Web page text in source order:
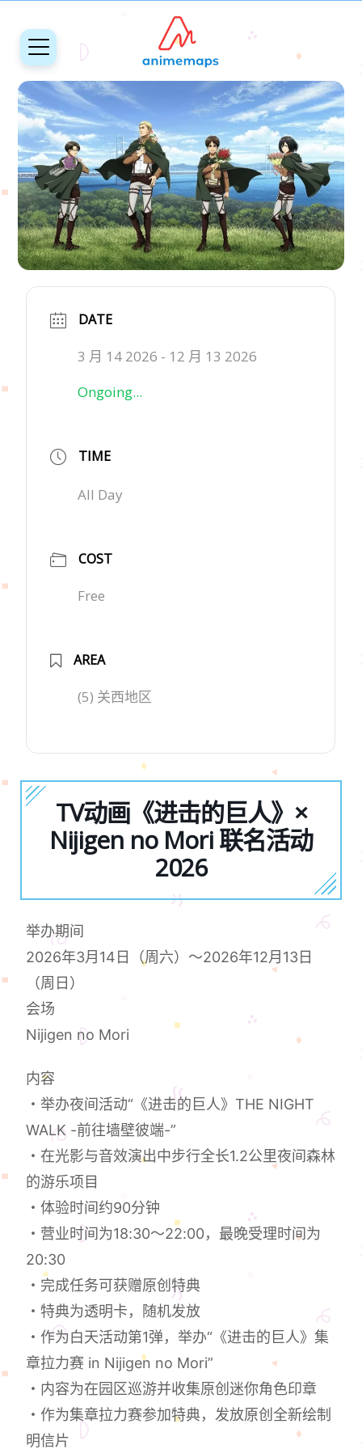
DATE
3 月 14 2026 - 12 月 13 2026
Ongoing...
TIME
All Day
COST
Free
AREA
(5) 关西地区
TV动画《进击的巨人》×
Nijigen no Mori 联名活动
2026
举办期间
2026年3月14日（周六）～2026年12月13日
（周日）
会场
Nijigen no Mori
内容
・举办夜间活动“《进击的巨人》THE NIGHT
WALK -前往墙壁彼端-”
・在光影与音效演出中步行全长1.2公里夜间森林
的游乐项目
・体验时间约90分钟
・营业时间为18:30～22:00，最晚受理时间为
20:30
・完成任务可获赠原创特典
・特典为透明卡，随机发放
・作为白天活动第1弹，举办“《进击的巨人》集
章拉力赛 in Nijigen no Mori”
・内容为在园区巡游并收集原创迷你角色印章
・作为集章拉力赛参加特典，发放原创全新绘制
明信片